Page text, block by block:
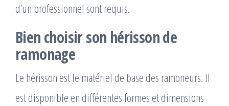
d’un professionnel sont requis.
Bien choisir son hérisson de
ramonage
Le hérisson est le matériel de base des ramoneurs. Il
est disponible en différentes formes et dimensions